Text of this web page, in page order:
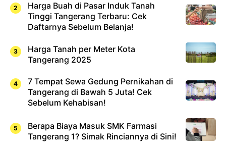
Harga Buah di Pasar Induk Tanah
Tinggi Tangerang Terbaru: Cek
Daftarnya Sebelum Belanja!
Harga Tanah per Meter Kota
Tangerang 2025
7 Tempat Sewa Gedung Pernikahan di
Tangerang di Bawah 5 Juta! Cek
Sebelum Kehabisan!
Berapa Biaya Masuk SMK Farmasi
Tangerang 1? Simak Rinciannya di Sini!